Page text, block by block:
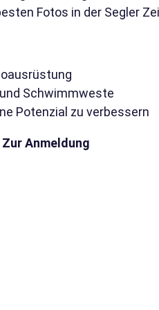
Fotos in der Segler
Schwimmweste
Potenzial zu verbessern
Zur Anmeldung